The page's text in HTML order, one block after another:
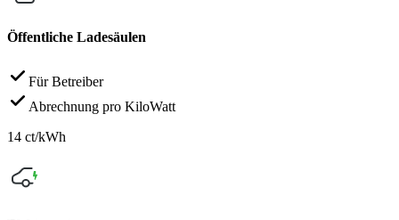
Öffentliche Ladesäulen
Für Betreiber
Abrechnung pro KiloWatt
14 ct/kWh